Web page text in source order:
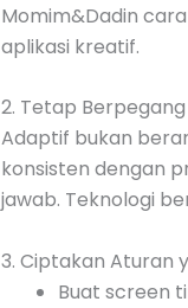
Momim&Dadin
aplikasi kreatif.
2. Tetap
Adaptif bukan
konsisten dengan
jawab. Teknologi
3. Ciptakan Aturan
Buat screen